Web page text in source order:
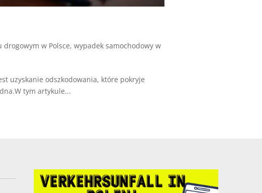
w Polsce,wypadek samochodowy w
uzyskanie odszkodowania, które pokryje
tym artykule...